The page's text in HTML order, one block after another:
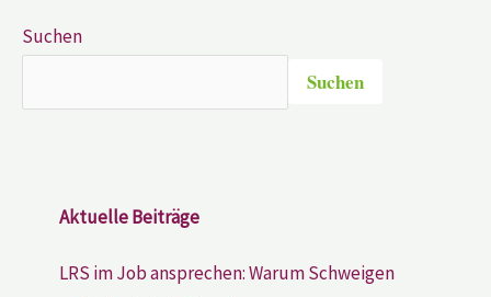
Suchen
Suchen
Aktuelle Beiträge
LRS im Job ansprechen: Warum Schweigen